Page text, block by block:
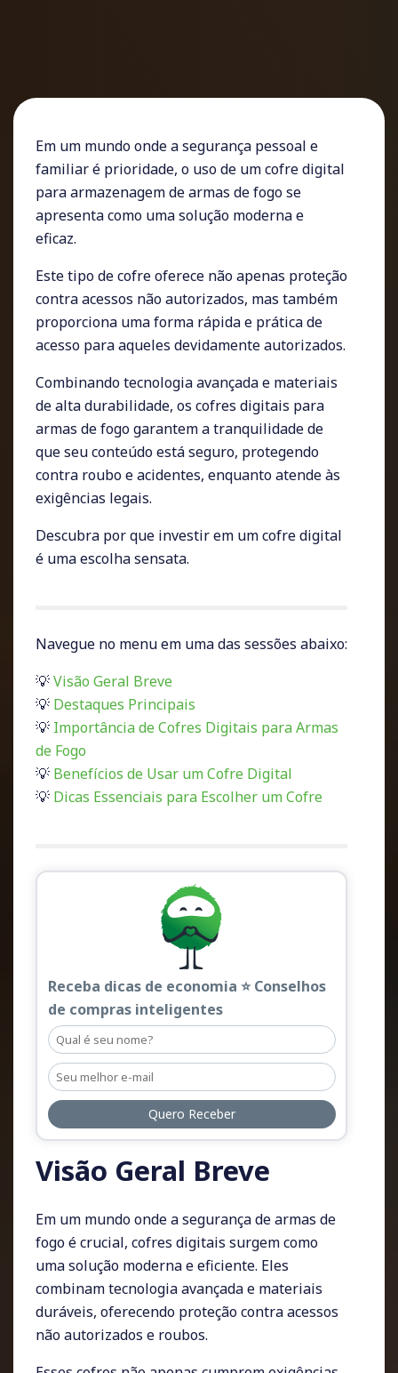
Em um mundo onde a segurança pessoal e
familiar é prioridade, o uso de um cofre digital
para armazenagem de armas de fogo se
apresenta como uma solução moderna e
eficaz.
Este tipo de cofre oferece não apenas proteção
contra acessos não autorizados, mas também
proporciona uma forma rápida e prática de
acesso para aqueles devidamente autorizados.
Combinando tecnologia avançada e materiais
de alta durabilidade, os cofres digitais para
armas de fogo garantem a tranquilidade de
que seu conteúdo está seguro, protegendo
contra roubo e acidentes, enquanto atende às
exigências legais.
Descubra por que investir em um cofre digital
é uma escolha sensata.
Navegue no menu em uma das sessões abaixo:
💡Visão Geral Breve
💡 Destaques Principais
💡 Importância de Cofres Digitais para Armas
de Fogo
💡 Benefícios de Usar um Cofre Digital
💡 Dicas Essenciais para Escolher um Cofre
Receba dicas de economia ⭐ Conselhos
de compras inteligentes
Quero Receber
Visão Geral Breve
Em um mundo onde a segurança de armas de
fogo é crucial, cofres digitais surgem como
uma solução moderna e eficiente. Eles
combinam tecnologia avançada e materiais
duráveis, oferecendo proteção contra acessos
não autorizados e roubos.